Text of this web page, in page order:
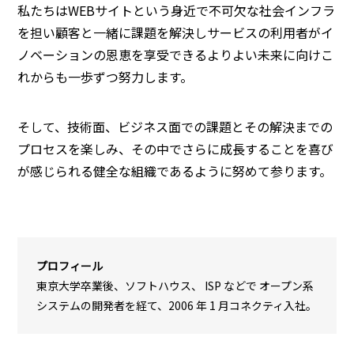
私たちはWEBサイトという身近で不可欠な社会インフラ
を担い顧客と一緒に課題を解決しサービスの利用者がイ
ノベーションの恩恵を享受できるよりよい未来に向けこ
れからも一歩ずつ努力します。
そして、技術面、ビジネス面での課題とその解決までの
プロセスを楽しみ、その中でさらに成長することを喜び
が感じられる健全な組織であるように努めて参ります。
プロフィール
東京大学卒業後、ソフトハウス、 ISP などで オープン系
システムの開発者を経て、2006 年 1 月コネクティ入社。